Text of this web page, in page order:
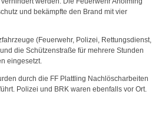
und bekämpfte den Brand mit vier
(Feuerwehr, Polizei, Rettungsdienst,
die Schützenstraße für mehrere Stunden
eingesetzt.
durch die FF Plattling Nachlöscharbeiten
Polizei und BRK waren ebenfalls vor Ort.